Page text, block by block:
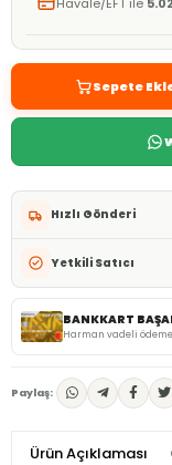
Sepete
Hızlı Gönderi
Yetkili Satıcı
BANKKART
Harman vadeli
Paylaş:
Ürün Açıklaması